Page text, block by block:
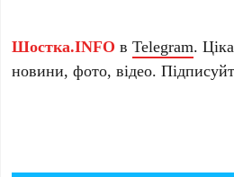
Шостка.INFO вTelegram.
новини, фото, відео.